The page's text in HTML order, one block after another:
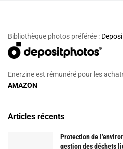
Bibliothèque photos préférée :
Enerzine est rémunéré pour les
AMAZON
Articles récents
Protection de
gestion des déchets